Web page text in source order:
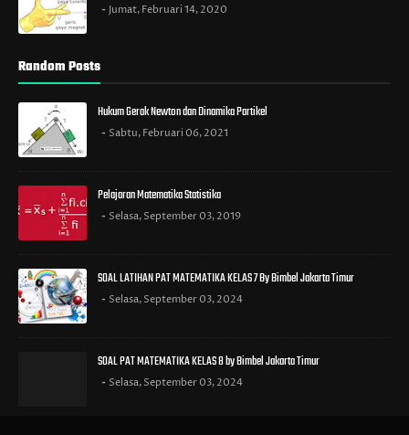
Jumat, Februari 14, 2020
Random Posts
Hukum Gerak Newton dan Dinamika Partikel
Sabtu, Februari 06, 2021
Pelajaran Matematika Statistika
Selasa, September 03, 2019
SOAL LATIHAN PAT MATEMATIKA KELAS 7 By Bimbel Jakarta Timur
Selasa, September 03, 2024
SOAL PAT MATEMATIKA KELAS 8 by Bimbel Jakarta Timur
Selasa, September 03, 2024